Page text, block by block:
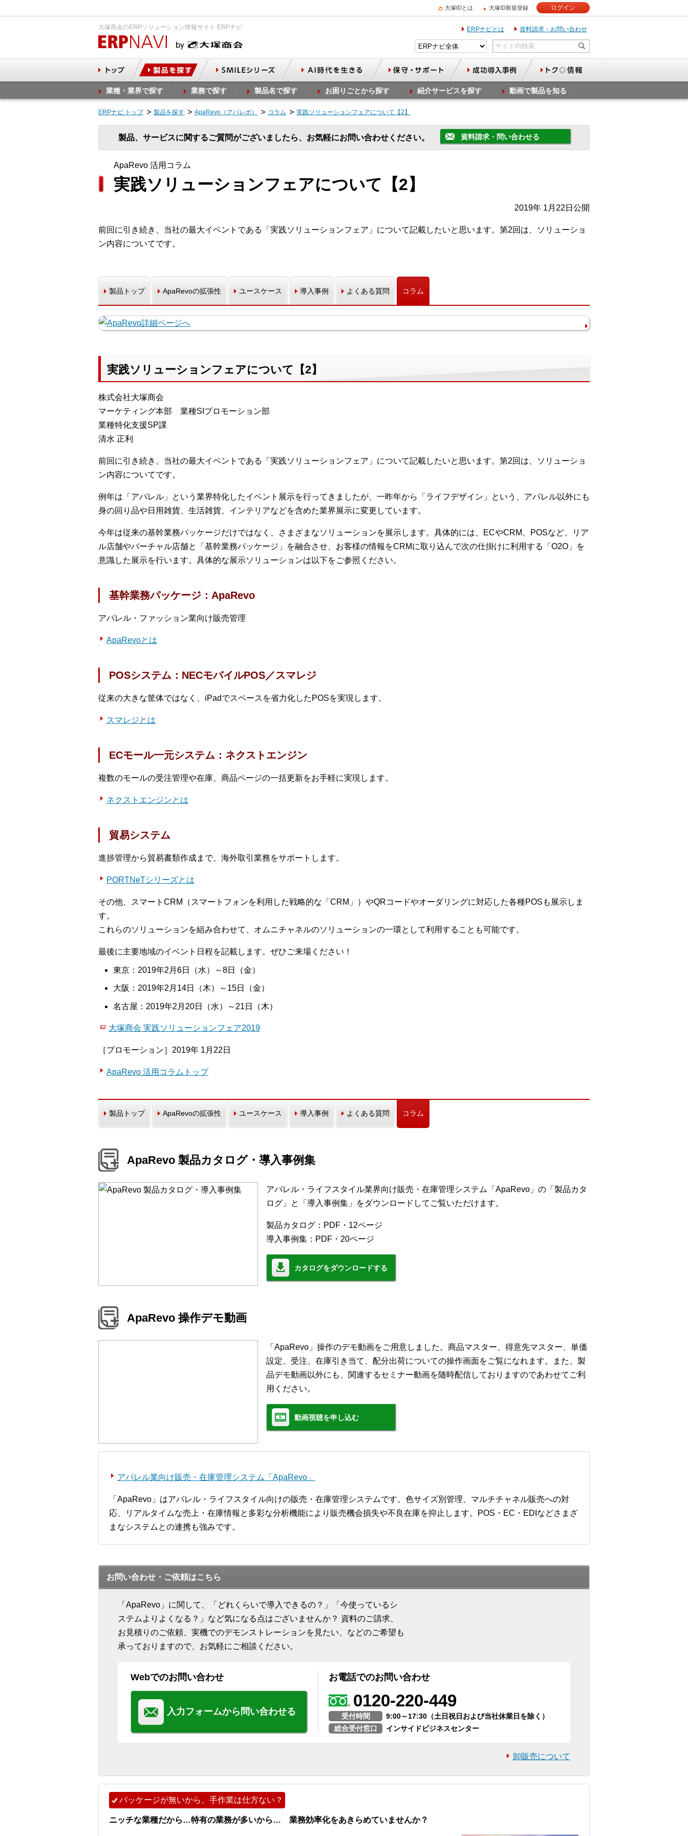
大塚IDとは 大塚ID新規登録 ログイン
大塚商会のERPソリューション情報サイト ERPナビ ERPナビとは 資料請求・お問い合わせ
業種・業界で探す 業務で探す 製品名で探す お困りごとから探す 紹介サービスを探す 動画で製品を知る
ERPナビ トップ 製品を探す ApaRevo（アパレボ） コラム 実践ソリューションフェアについて【2】
製品、サービスに関するご質問がございましたら、お気軽にお問い合わせください。 資料請求・問い合わせる
ApaRevo 活用コラム
実践ソリューションフェアについて【2】
2019年 1月22日公開
前回に引き続き、当社の最大イベントである「実践ソリューションフェア」について記載したいと思います。第2回は、ソリューショ
ン内容についてです。
製品トップ ApaRevoの拡張性 ユースケース 導入事例 よくある質問 コラム
実践ソリューションフェアについて【2】
株式会社大塚商会
マーケティング本部 業種SIプロモーション部
業種特化支援SP課
清水 正利
前回に引き続き、当社の最大イベントである「実践ソリューションフェア」について記載したいと思います。第2回は、ソリューショ
ン内容についてです。
例年は「アパレル」という業界特化したイベント展示を行ってきましたが、一昨年から「ライフデザイン」という、アパレル以外にも
身の回り品や日用雑貨、生活雑貨、インテリアなどを含めた業界展示に変更しています。
今年は従来の基幹業務パッケージだけではなく、さまざまなソリューションを展示します。具体的には、ECやCRM、POSなど、リア
ル店舗やバーチャル店舗と「基幹業務パッケージ」を融合させ、お客様の情報をCRMに取り込んで次の仕掛けに利用する「O2O」を
意識した展示を行います。具体的な展示ソリューションは以下をご参照ください。
基幹業務パッケージ：ApaRevo
アパレル・ファッション業向け販売管理
ApaRevoとは
POSシステム：NECモバイルPOS／スマレジ
従来の大きな筐体ではなく、iPadでスペースを省力化したPOSを実現します。
スマレジとは
ECモール一元システム：ネクストエンジン
複数のモールの受注管理や在庫、商品ページの一括更新をお手軽に実現します。
ネクストエンジンとは
貿易システム
進捗管理から貿易書類作成まで、海外取引業務をサポートします。
PORTNeTシリーズとは
その他、スマートCRM（スマートフォンを利用した戦略的な「CRM」）やQRコードやオーダリングに対応した各種POSも展示しま
す。
これらのソリューションを組み合わせて、オムニチャネルのソリューションの一環として利用することも可能です。
最後に主要地域のイベント日程を記載します。ぜひご来場ください！
東京：2019年2月6日（水）～8日（金）
大阪：2019年2月14日（木）～15日（金）
名古屋：2019年2月20日（水）～21日（木）
大塚商会 実践ソリューションフェア2019
［プロモーション］2019年 1月22日
ApaRevo 活用コラムトップ
製品トップ ApaRevoの拡張性 ユースケース 導入事例 よくある質問 コラム
ApaRevo 製品カタログ・導入事例集
アパレル・ライフスタイル業界向け販売・在庫管理システム「ApaRevo」の「製品カタ
ログ」と「導入事例集」をダウンロードしてご覧いただけます。
製品カタログ：PDF・12ページ
導入事例集：PDF・20ページ
カタログをダウンロードする
ApaRevo 操作デモ動画
「ApaRevo」操作のデモ動画をご用意しました。商品マスター、得意先マスター、単価
設定、受注、在庫引き当て、配分出荷についての操作画面をご覧になれます。また、製
品デモ動画以外にも、関連するセミナー動画を随時配信しておりますのであわせてご利
用ください。
動画視聴を申し込む
アパレル業向け販売・在庫管理システム「ApaRevo」
「ApaRevo」はアパレル・ライフスタイル向けの販売・在庫管理システムです。色サイズ別管理、マルチチャネル販売への対
応、リアルタイムな売上・在庫情報と多彩な分析機能により販売機会損失や不良在庫を抑止します。POS・EC・EDIなどさまざ
まなシステムとの連携も強みです。
お問い合わせ・ご依頼はこちら
「ApaRevo」に関して、「どれくらいで導入できるの？」「今使っているシ
ステムよりよくなる？」など気になる点はございませんか？ 資料のご請求、
お見積りのご依頼、実機でのデモンストレーションを見たい、などのご希望も
承っておりますので、お気軽にご相談ください。
Webでのお問い合わせ
入力フォームから問い合わせる
お電話でのお問い合わせ
0120-220-449
受付時間
9:00～17:30（土日祝日および当社休業日を除く）
総合受付窓口
インサイドビジネスセンター
卸販売について
パッケージが無いから、手作業は仕方ない？
ニッチな業種だから…特有の業務が多いから… 業務効率化をあきらめていませんか？